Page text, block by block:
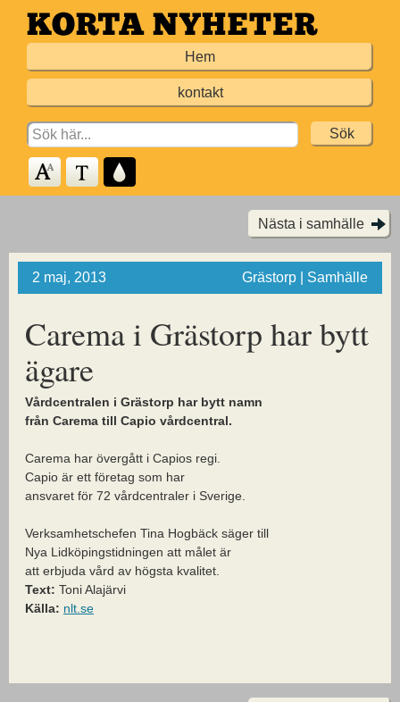
Hoppa
till
Hem
kontakt
Search
for:
Nästa i samhälle
2 maj, 2013 Grästorp | Samhälle
Carema i Grästorp har bytt
ägare
Vårdcentralen i Grästorp har bytt namn
från Carema till Capio vårdcentral.
Carema har övergått i Capios regi.
Capio är ett företag som har
ansvaret för 72 vårdcentraler i Sverige.
Verksamhetschefen Tina Hogbäck säger till
Nya Lidköpingstidningen att målet är
att erbjuda vård av högsta kvalitet.
Text: Toni Alajärvi
Källa: nlt.se